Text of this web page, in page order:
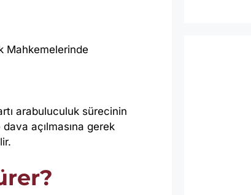
Mahkemelerinde
arabuluculuk sürecinin
açılmasına gerek